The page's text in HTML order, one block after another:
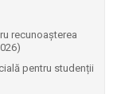
recunoașterea
pentru studenții